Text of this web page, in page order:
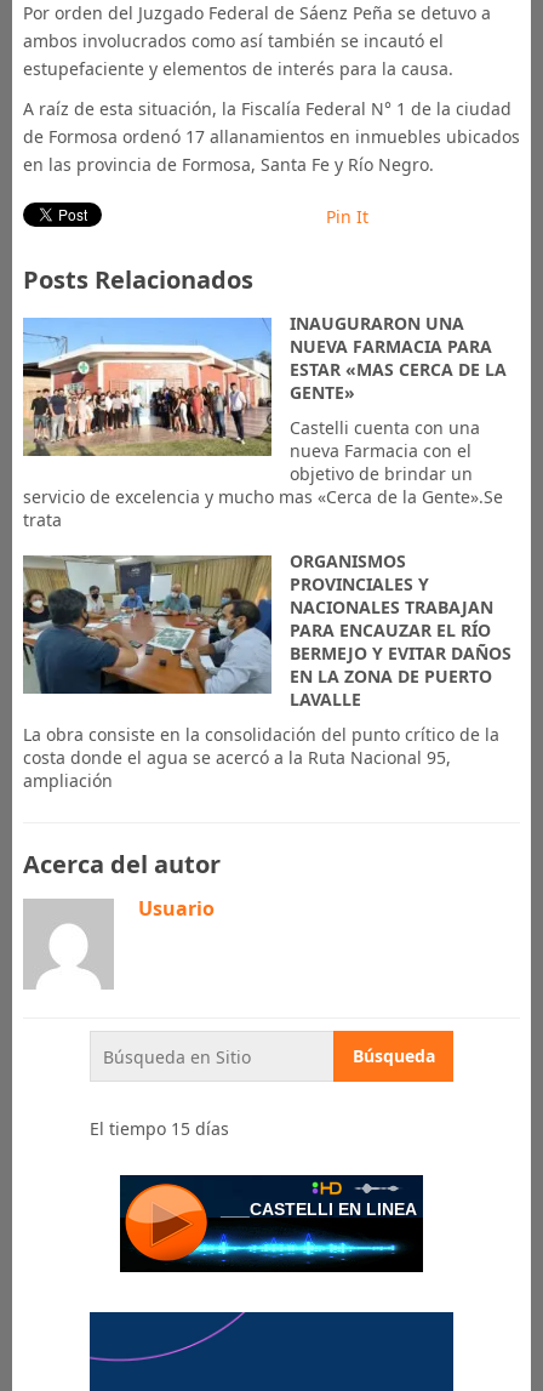
Por orden del Juzgado Federal de Sáenz Peña se detuvo a
ambos involucrados como así también se incautó el
estupefaciente y elementos de interés para la causa.
A raíz de esta situación, la Fiscalía Federal N° 1 de la ciudad
de Formosa ordenó 17 allanamientos en inmuebles ubicados
en las provincia de Formosa, Santa Fe y Río Negro.
Pin It
Posts Relacionados
INAUGURARON UNA
NUEVA FARMACIA PARA
ESTAR «MAS CERCA DE LA
GENTE»
Castelli cuenta con una
nueva Farmacia con el
objetivo de brindar un
servicio de excelencia y mucho mas «Cerca de la Gente».Se
trata
ORGANISMOS
PROVINCIALES Y
NACIONALES TRABAJAN
PARA ENCAUZAR EL RÍO
BERMEJO Y EVITAR DAÑOS
EN LA ZONA DE PUERTO
LAVALLE
La obra consiste en la consolidación del punto crítico de la
costa donde el agua se acercó a la Ruta Nacional 95,
ampliación
Acerca del autor
Usuario
El tiempo 15 días